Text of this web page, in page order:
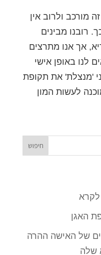
מורכב ולרוב אין
רובנו מבינים
אך אנו מתרצים
לנו באופן אישי
'מנצלת' את תקופת
לעשות המון
לקרא
האגן
של האישה ההרה
שלה